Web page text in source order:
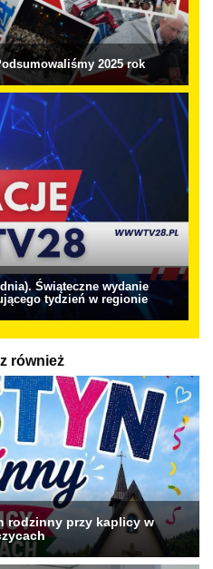
2025 rok
Świąteczne wydanie
tydzień w regionie
również
rodzinny przy kaplicy w